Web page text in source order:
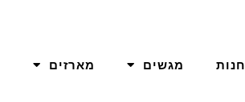
חנות מגשים מארזים